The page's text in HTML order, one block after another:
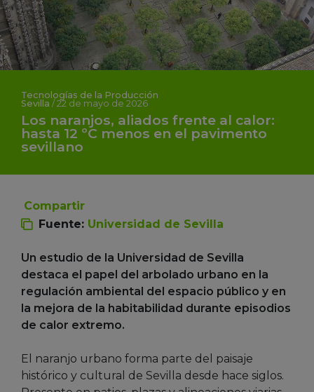
Tecnologías de la Producción
Sevilla / 22 de mayo de 2026
Los naranjos, aliados frente al calor:
hasta 12 ºC menos en el pavimento
sevillano
Compartir
Fuente: Universidad de Sevilla
Un estudio de la Universidad de Sevilla
destaca el papel del arbolado urbano en la
regulación ambiental del espacio público y en
la mejora de la habitabilidad durante episodios
de calor extremo.
El naranjo urbano forma parte del paisaje
histórico y cultural de Sevilla desde hace siglos.